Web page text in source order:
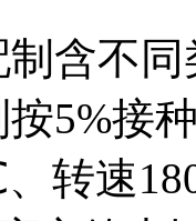
含不
5%接
转速